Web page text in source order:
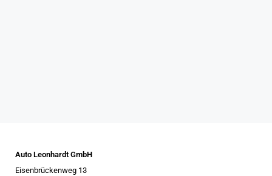
Auto Leonhardt GmbH
Eisenbrückenweg 13